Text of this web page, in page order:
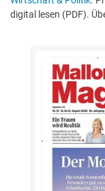
digital lesen (PDF).